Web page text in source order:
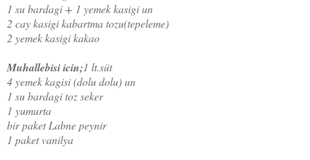
1 su bardagi + 1 yemek kasigi un
2 cay kasigi kabartma tozu(tepeleme)
2 yemek kasigi kakao
Muhallebisi icin;1 lt.süt
4 yemek kagisi (dolu dolu) un
1 su bardagi toz seker
1 yumurta
bir paket Labne peynir
1 paket vanilya